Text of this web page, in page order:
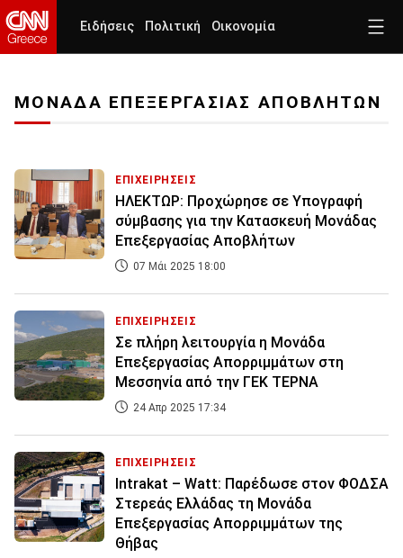
Ειδήσεις Πολιτική Οικονομία
ΜΟΝΑΔΑ ΕΠΕΞΕΡΓΑΣΙΑΣ ΑΠΟΒΛΗΤΩΝ
ΕΠΙΧΕΙΡΗΣΕΙΣ
ΗΛΕΚΤΩΡ: Προχώρησε σε Υπογραφή
σύμβασης για την Κατασκευή Μονάδας
Επεξεργασίας Αποβλήτων
07 Μάι 2025 18:00
ΕΠΙΧΕΙΡΗΣΕΙΣ
Σε πλήρη λειτουργία η Μονάδα
Επεξεργασίας Απορριμμάτων στη
Μεσσηνία από την ΓΕΚ ΤΕΡΝΑ
24 Απρ 2025 17:34
ΕΠΙΧΕΙΡΗΣΕΙΣ
Intrakat – Watt: Παρέδωσε στον ΦΟΔΣΑ
Στερεάς Ελλάδας τη Μονάδα
Επεξεργασίας Απορριμμάτων της
Θήβας